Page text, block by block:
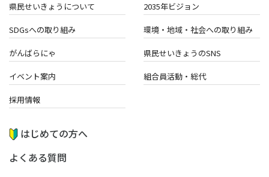
県民せいきょうについて 2035年ビジョン
SDGsへの取り組み 環境・地域・ 社会への取り組み
がんばらにゃ 県民せいきょうのSNS
イベント案内 組合員活動・総代
採用情報
はじめての方へ
よくある質問